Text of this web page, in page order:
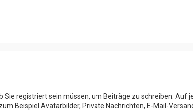
registriert sein müssen, um Beiträge zu schreiben. Auf
Beispiel Avatarbilder, Private Nachrichten, E-Mail-